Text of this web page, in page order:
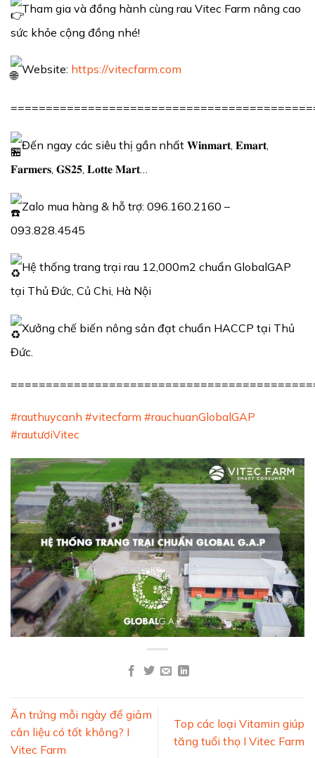
Tham gia và đồng hành cùng rau Vitec Farm nâng cao
sức khỏe cộng đồng nhé!
Website: https://vitecfarm.com
Đến ngay các siêu thị gần nhất 𝐖𝐢𝐧𝐦𝐚𝐫𝐭, 𝐄𝐦𝐚𝐫𝐭,
𝐅𝐚𝐫𝐦𝐞𝐫𝐬, 𝐆𝐒𝟐𝟓, 𝐋𝐨𝐭𝐭𝐞 𝐌𝐚𝐫𝐭…
Zalo mua hàng & hỗ trợ: 096.160.2160 –
093.828.4545
Hệ thống trang trại rau 12,000m2 chuẩn GlobalGAP
tại Thủ Đức, Củ Chi, Hà Nội
Xưởng chế biến nông sản đạt chuẩn HACCP tại Thủ
Đức.
#rauthuycanh #vitecfarm #rauchuanGlobalGAP
#rautươiVitec
Ăn trứng mỗi ngày để giảm
cân liệu có tốt không? I
Vitec Farm
Top các loại Vitamin giúp
tăng tuổi thọ I Vitec Farm